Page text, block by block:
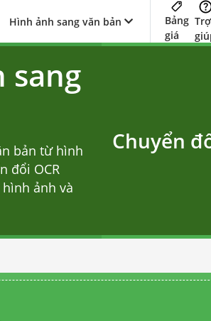
Hình ảnh sang văn bản
Bảng
giá
Trợ
sang
bản từ hình
đổi OCR
ảnh và
Chuyển